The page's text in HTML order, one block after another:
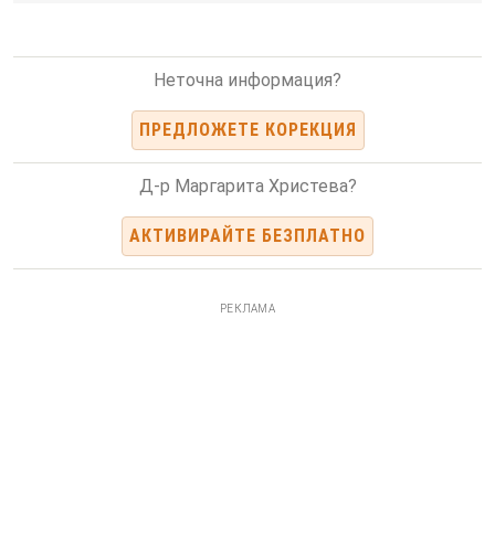
Неточна информация?
ПРЕДЛОЖЕТЕ КОРЕКЦИЯ
Д-р Маргарита Христева?
АКТИВИРАЙТЕ БЕЗПЛАТНО
РЕКЛАМА